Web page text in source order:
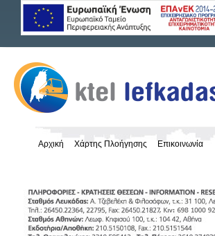
Αρχική Χάρτης Πλοήγησης Επικοινωνία